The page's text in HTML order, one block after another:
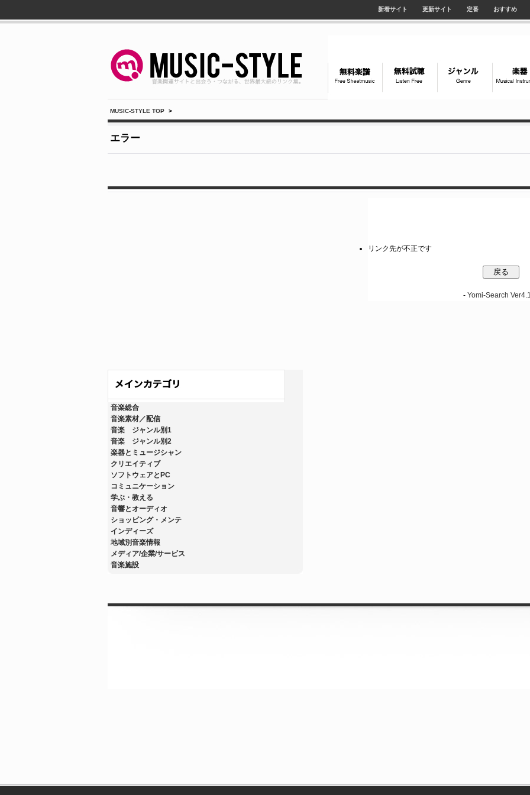
新着サイト 更新サイト 定番 おすすめ
MUSIC-STYLE TOP >
エラー
音楽総合
音楽素材／配信
音楽 ジャンル別1
音楽 ジャンル別2
楽器とミュージシャン
クリエイティブ
ソフトウェアとPC
コミュニケーション
学ぶ・教える
音響とオーディオ
ショッピング・メンテ
インディーズ
地域別音楽情報
メディア/企業/サービス
音楽施設
リンク先が不正です
- Yomi-Search